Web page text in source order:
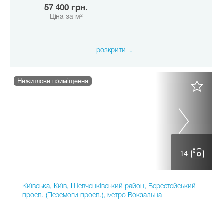
57 400 грн.
Ціна за м²
розкрити
14
Нежитлове приміщення
Київська, Київ, Шевченківський район, Берестейський
просп. (Перемоги просп.), метро Вокзальна